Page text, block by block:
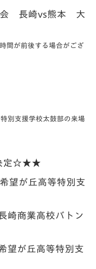
長崎vs熊本 大
間が前後する場合がござ
別支援学校太鼓部の来場
定☆★★
望が丘高等特別支
商業高校バトン
望が丘高等特別支